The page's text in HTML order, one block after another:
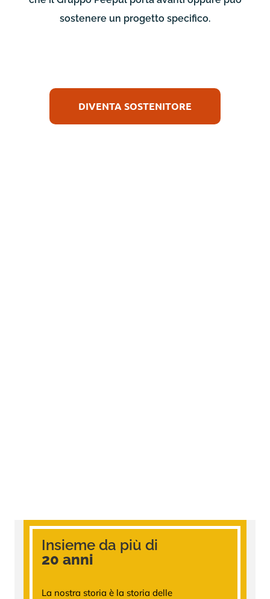
sostenere un progetto specifico.
DIVENTA SOSTENITORE
Insieme da più di
20 anni
La nostra storia è la storia delle